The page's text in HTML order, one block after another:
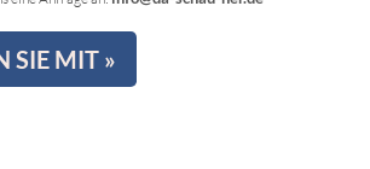
SIE MIT »